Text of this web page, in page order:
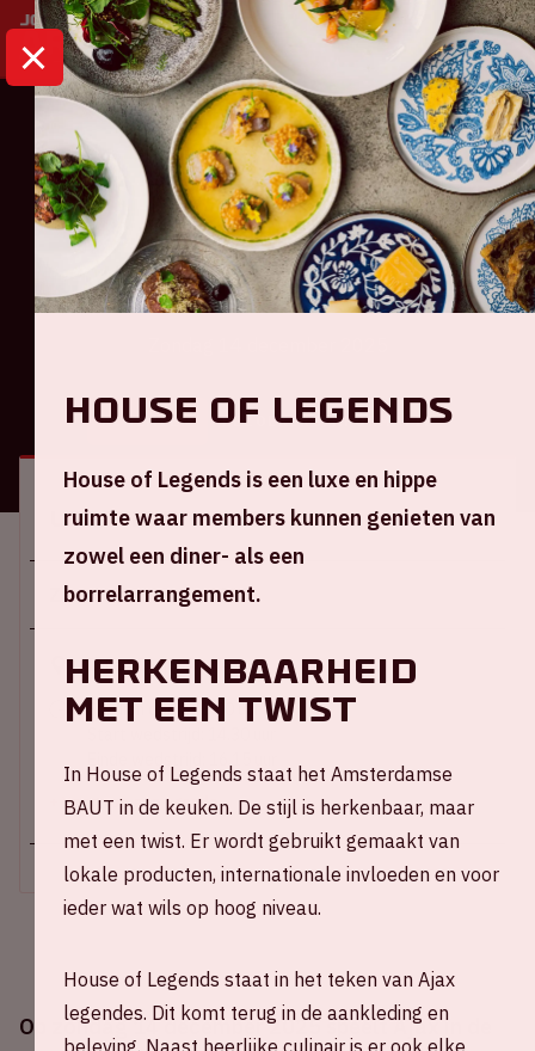
HOME KALENDER AJAX - FEYENOORD
Eredivisie
Ajax - Feyenoord
ALGEMEEN BEZOEKERSINFORMATIE
Op zondag 14 december 2025 speelt Ajax in de
Locatie en tijd
Zo 14 december 2025
Johan Cruijff ArenA
Stadion open: 13.00 uur
+ Voeg toe aan agenda
House of Legends
House of Legends is een luxe en hippe
ruimte waar members kunnen genieten van
zowel een diner- als een
borrelarrangement.
Herkenbaarheid
met een twist
In House of Legends staat het Amsterdamse
BAUT in de keuken. De stijl is herkenbaar, maar
met een twist. Er wordt gebruikt gemaakt van
lokale producten, internationale invloeden en voor
ieder wat wils op hoog niveau.
House of Legends staat in het teken van Ajax
legendes. Dit komt terug in de aankleding en
beleving. Naast heerlijke culinair is er ook elke